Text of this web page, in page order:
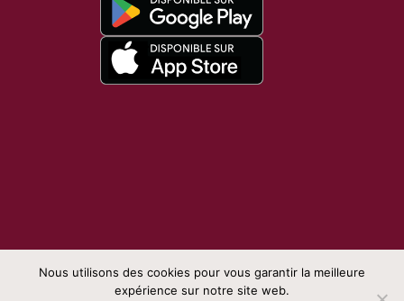
Nous utilisons des cookies pour vous garantir la meilleure
expérience sur notre site web.